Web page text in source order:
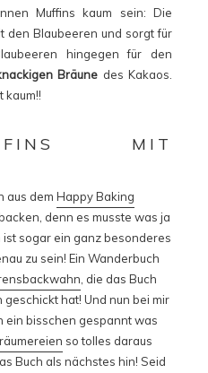
Muffins kaum sein: Die
den Blaubeeren und sorgt für
hingegen für den
Bräune des Kakaos.
kaum!!
MIT
aus dem Happy Baking
denn es musste was ja
sogar ein ganz besonderes
zu sein! Ein Wanderbuch
, die das Buch
geschickt hat! Und nun bei mir
ein bisschen gespannt was
so tolles daraus
Buch als nächstes hin! Seid